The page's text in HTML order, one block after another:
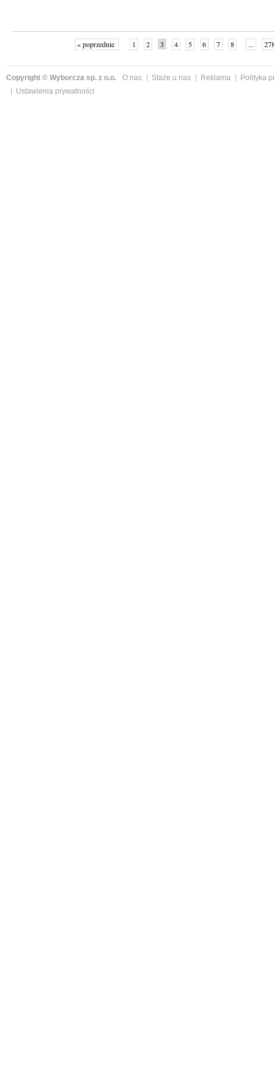
« poprzednie 1 2 3 4 5 6 7 8 ...
Copyright © Wyborcza sp. z o.o. O nas Staże u nas Reklama
Polityka
Ustawienia prywatności